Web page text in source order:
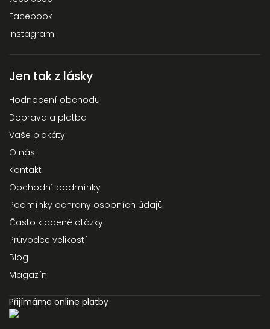
Facebook
Instagram
Jen tak z lásky
Hodnocení obchodu
Doprava a platba
Vaše plakáty
O nás
Kontakt
Obchodní podmínky
Podmínky ochrany osobních údajů
Často kladené otázky
Průvodce velikostí
Blog
Magazín
Přijímáme online platby